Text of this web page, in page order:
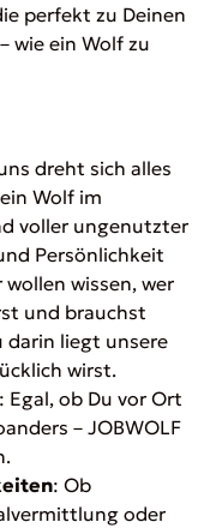
perfekt zu Deinen
wie ein Wolf zu
dreht sich alles
Wolf im
voller ungenutzter
Persönlichkeit
wissen, wer
und brauchst
darin liegt unsere
wirst.
: Egal, ob Du vor Ort
– JOBWOLF
: Ob
oder